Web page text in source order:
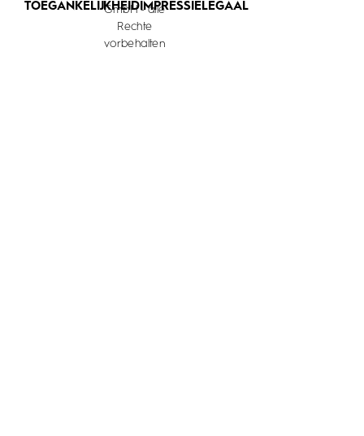
TOEGANKELIJKHEIDIMPRESSIELEGAAL
GmbH - alle
Rechte
vorbehalten